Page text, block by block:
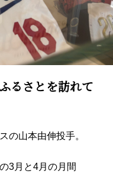
るさとを訪れて
の山本由伸投手。
3月と4月の月間